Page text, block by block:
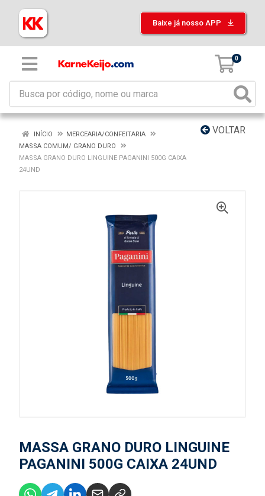
Baixe já nosso APP
0
VOLTAR
INÍCIO
MERCEARIA/CONFEITARIA
MASSA COMUM/ GRANO DURO
MASSA GRANO DURO LINGUINE PAGANINI 500G CAIXA
24UND
MASSA GRANO DURO LINGUINE
PAGANINI 500G CAIXA 24UND